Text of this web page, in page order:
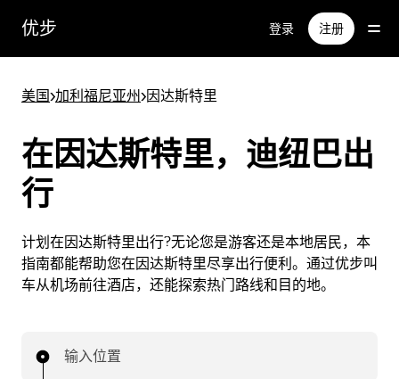
优步 登录 注册
美国>加利福尼亚州>因达斯特里
在因达斯特里，迪纽巴出
行
计划在因达斯特里出行?无论您是游客还是本地居民，本
指南都能帮助您在因达斯特里尽享出行便利。通过优步叫
车从机场前往酒店，还能探索热门路线和目的地。
输入位置